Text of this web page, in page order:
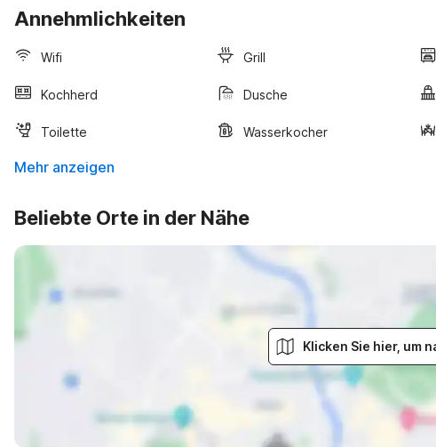
Annehmlichkeiten
Wifi Grill
Kochherd Dusche
Toilette Wasserkocher
Mehr anzeigen
Beliebte Orte in der Nähe
Klicken Sie hier, um